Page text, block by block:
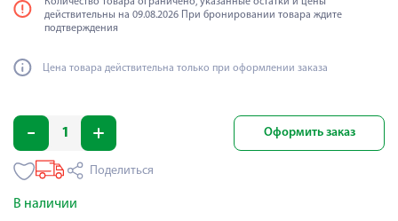
действительны на 09.08.2026 При бронировании товара ждите
подтверждения
Цена товара действительна только при оформлении заказа
Оформить заказ
Поделиться
В наличии